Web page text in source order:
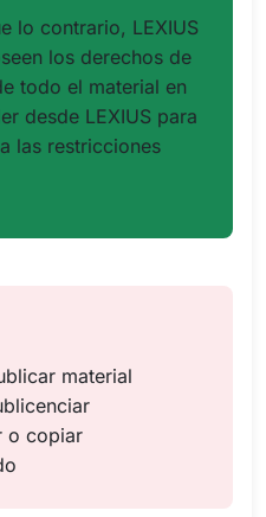
lo contrario, LEXIUS
los derechos de
todo el material en
desde LEXIUS para
las restricciones
material
o copiar